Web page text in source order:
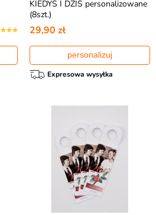
KIEDYŚ I DZIŚ personalizowane
(8szt.)
29,90 zł
personalizuj
Expresowa wysyłka